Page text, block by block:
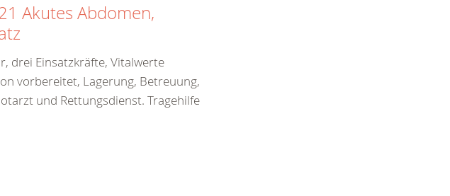
Akutes Abdomen,
drei Einsatzkräfte, Vitalwerte
vorbereitet, Lagerung, Betreuung,
und Rettungsdienst. Tragehilfe